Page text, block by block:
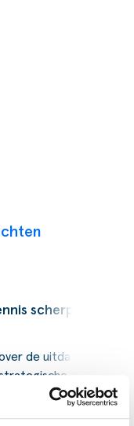
scherp
de uitdagingen,
stap naar